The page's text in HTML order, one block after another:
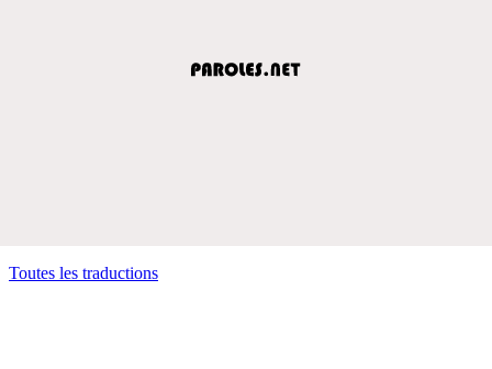
Toutes les traductions